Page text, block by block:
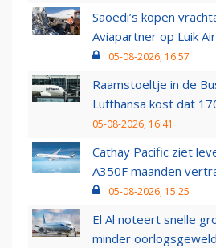
Saoedi’s kopen
Aviapartner op Luik
05-08-2026, 16:57
Raamstoeltje in de
Lufthansa kost dat
05-08-2026, 16:41
Cathay Pacific ziet
A350F maanden
05-08-2026, 15:25
El Al noteert snelle
minder oorlogsgeweld